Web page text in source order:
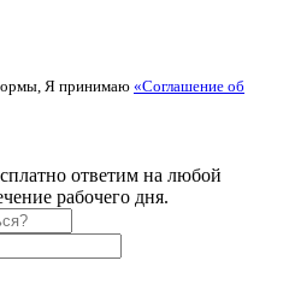
Я принимаю «Соглашение об
ответим на любой
рабочего дня.